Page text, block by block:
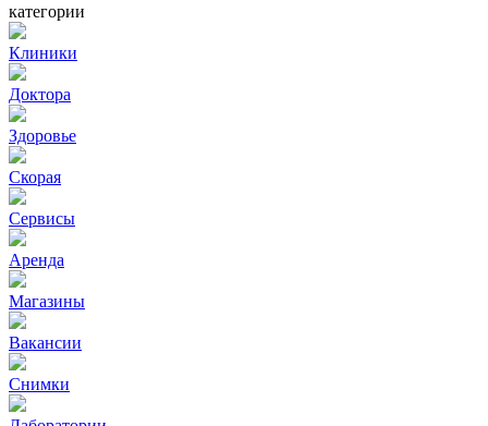
категории
Клиники
Доктора
Здоровье
Скорая
Сервисы
Аренда
Магазины
Вакансии
Снимки